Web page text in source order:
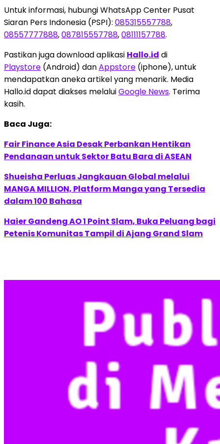
Untuk informasi, hubungi WhatsApp Center Pusat
Siaran Pers Indonesia (PSPI): 085315557788,
08557777888,087815557788,08111157788.
Pastikan juga download aplikasi Hallo.id di
Playstore (Android) danAppstore (iphone), untuk
mendapatkan aneka artikel yang menarik. Media
Hallo.id dapat diakses melaluiGoogle News. Terima
kasih.
Baca Juga:
Fair Finance Asia Desak Perbankan Hentikan
Pendanaan untuk Sektor Batu Bara di ASEAN
Shueisha Perluas Jangkauan Global melalui
MANGA MILLION, Platform Manga yang Tersedia
dalam 100 Bahasa
Haier Gandeng AO 1 Point Slam, Buka Peluang bagi
Petenis Komunitas Tampil di Ajang Grand Slam